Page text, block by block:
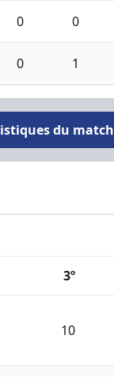
0 0
0 1
du match
3º
10